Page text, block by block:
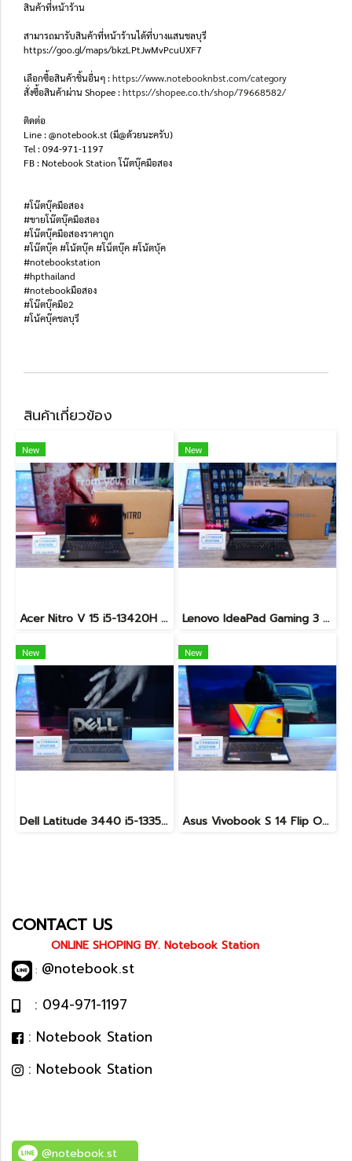
สินค้าที่หน้าร้าน
สามารถมารับสินค้าที่หน้าร้านได้ที่บางแสนชลบุรี
https://goo.gl/maps/bkzLPtJwMvPcuUXF7
เลือกซื้อสินค้าชิ้นอื่นๆ :https://www.notebooknbst.com/category
สั่งซื้อสินค้าผ่าน Shopee :https://shopee.co.th/shop/79668582/
ติดต่อ
Line : @notebook.st (มี@ด้วยนะครับ)
Tel : 094-971-1197
FB : Notebook Station โน๊ตบุ๊คมือสอง
#โน๊ตบุ๊คมือสอง
#ขายโน๊ตบุ๊คมือสอง
#โน๊ตบุ๊คมือสองราคาถูก
#โน๊ตบุ๊ค #โน้ตบุ๊ค #โน็ตบุ๊ค #โน้ตบุ้ค
#notebookstation
#hpthailand
#notebookมือสอง
#โน๊ตบุ๊คมือ2
#โน้คบุ๊คชลบุรี
สินค้าเกี่ยวข้อง
New
Acer Nitro V 15 i5-13420H Ram16 RTX2050(4GB) SSD512GB จอ15.6นิ้ว FHD 144Hz เกมมิ่งรุ่นใหม่ ดีไซน์ฝาหลังสุดเท่ มีประกันศูนย์2027 เครื่องพร้อมใช้งาน ราคาสุดคุ้มเพียง 17,990.-
New
Lenovo IdeaPad Gaming 3 Ryzen5-5500H RAM16 RTX2050(4GB) 512GB M.2 จอ15.6 FHD 144Hz สเปคเกมมิ่ง คีย์บอร์ดไฟสีRGB เครื่องพร้อมใช้งาน ราคาเพียง 16,900.-
New
Dell Latitude 3440 i5-1335U Ram8 SSD512 จอ14นิ้ว สเปคดี คีย์บอร์ดไฟ เครื่องประมวลผลไวพร้อมใช้งาน เพียง 13,990.-
New
Asus Vivobook S 14 Flip OLED ทัชกรีนหมุนจอ360องศา Ryzen7-7730U Ram24 SSD512GB จอ14 2.8K OLED 90Hz จอภาพสวยคมชัดมาก ดีไซน์สวยทันสมัย ราคา 18,990.-
CONTACT US
ONLINE SHOPING BY. Notebook Station
: @notebook.st
: 094-971-1197
: Notebook Station
: Notebook Station
@notebook.st